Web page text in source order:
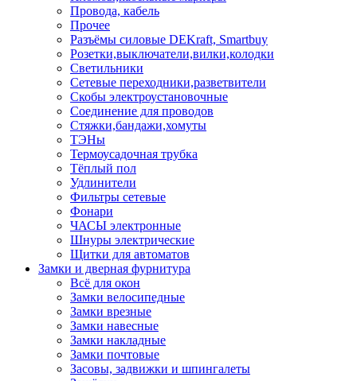
Провода, кабель
Прочее
Разъёмы силовые DEKraft, Smartbuy
Розетки,выключатели,вилки,колодки
Светильники
Сетевые переходники,разветвители
Скобы электроустановочные
Соединение для проводов
Стяжки,бандажи,хомуты
ТЭНы
Термоусадочная трубка
Тёплый пол
Удлинители
Фильтры сетевые
Фонари
ЧАСЫ электронные
Шнуры электрические
Щитки для автоматов
Замки и дверная фурнитура
Всё для окон
Замки велосипедные
Замки врезные
Замки навесные
Замки накладные
Замки почтовые
Засовы, задвижки и шпингалеты